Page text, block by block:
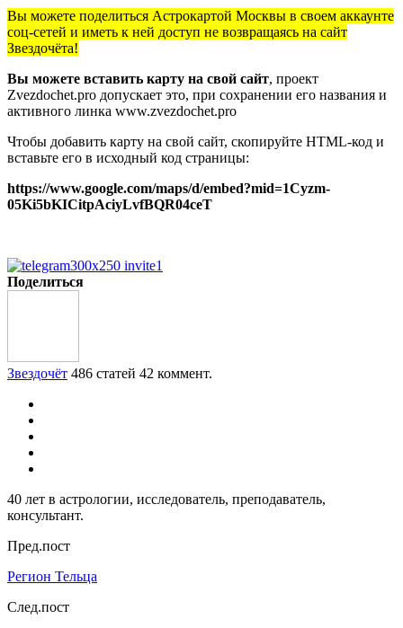
Вы можете поделиться Астрокартой Москвы в своем аккаунте
соц-сетей и иметь к ней доступ не возвращаясь на сайт
Звездочёта!
Вы можете вставить карту на свой сайт, проект
Zvezdochet.pro допускает это, при сохранении его названия и
активного линка www.zvezdochet.pro
Чтобы добавить карту на свой сайт, скопируйте HTML-код и
вставьте его в исходный код страницы:
https://www.google.com/maps/d/embed?mid=1Cyzm-
05Ki5bKICitpAciyLvfBQR04ceT
Поделиться
Звездочёт 486 статей 42 коммент.
40 лет в астрологии, исследователь, преподаватель,
консультант.
Пред.пост
Регион Тельца
След.пост